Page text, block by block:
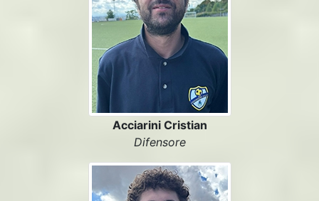
Acciarini Cristian
Difensore